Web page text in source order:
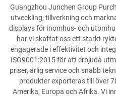
Guangzhou Junchen Group
utveckling, tillverkning och
displays för inomhus- och
har vi skaffat oss ett starkt
engagerade i effektivitet och
ISO9001:2015 för att erbjuda
priser, ärlig service och snabb
produkter exporteras till över
Amerika, Europa och Afrika. Vi